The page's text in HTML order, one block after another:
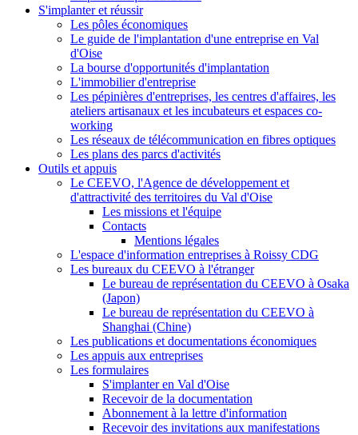
S'implanter et réussir
Les pôles économiques
Le guide de l'implantation d'une entreprise en Val
d'Oise
La bourse d'opportunités d'implantation
L'immobilier d'entreprise
Les pépinières d'entreprises, les centres d'affaires, les
ateliers artisanaux et les incubateurs et espaces co-
working
Les réseaux de télécommunication en fibres optiques
Les plans des parcs d'activités
Outils et appuis
Le CEEVO, l'Agence de développement et
d'attractivité des territoires du Val d'Oise
Les missions et l'équipe
Contacts
Mentions légales
L'espace d'information entreprises à Roissy CDG
Les bureaux du CEEVO à l'étranger
Le bureau de représentation du CEEVO à Osaka
(Japon)
Le bureau de représentation du CEEVO à
Shanghai (Chine)
Les publications et documentations économiques
Les appuis aux entreprises
Les formulaires
S'implanter en Val d'Oise
Recevoir de la documentation
Abonnement à la lettre d'information
Recevoir des invitations aux manifestations